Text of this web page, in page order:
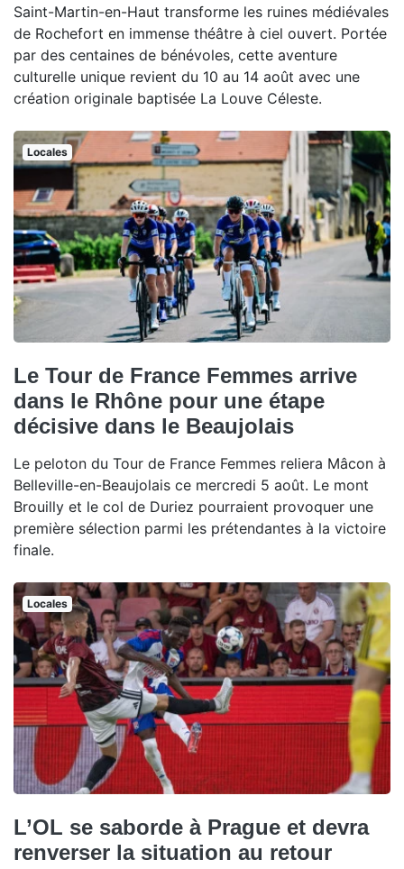
Saint-Martin-en-Haut transforme les ruines médiévales
de Rochefort en immense théâtre à ciel ouvert. Portée
par des centaines de bénévoles, cette aventure
culturelle unique revient du 10 au 14 août avec une
création originale baptisée La Louve Céleste.
Locales
Le Tour de France Femmes arrive
dans le Rhône pour une étape
décisive dans le Beaujolais
Le peloton du Tour de France Femmes reliera Mâcon à
Belleville-en-Beaujolais ce mercredi 5 août. Le mont
Brouilly et le col de Duriez pourraient provoquer une
première sélection parmi les prétendantes à la victoire
finale.
Locales
L’OL se saborde à Prague et devra
renverser la situation au retour